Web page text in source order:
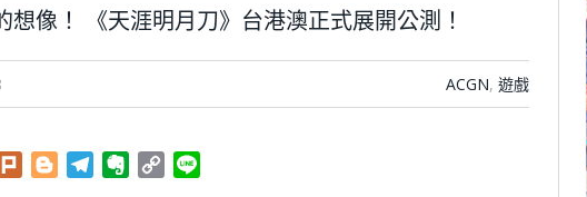
像！ 《天涯明月刀》台港澳正式展開公測！
ACGN, 遊戲
Facebook
Plurk BloggerTelegramEvernote
Copy